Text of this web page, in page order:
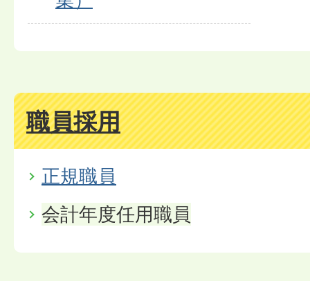
職員採用
正規職員
会計年度任用職員